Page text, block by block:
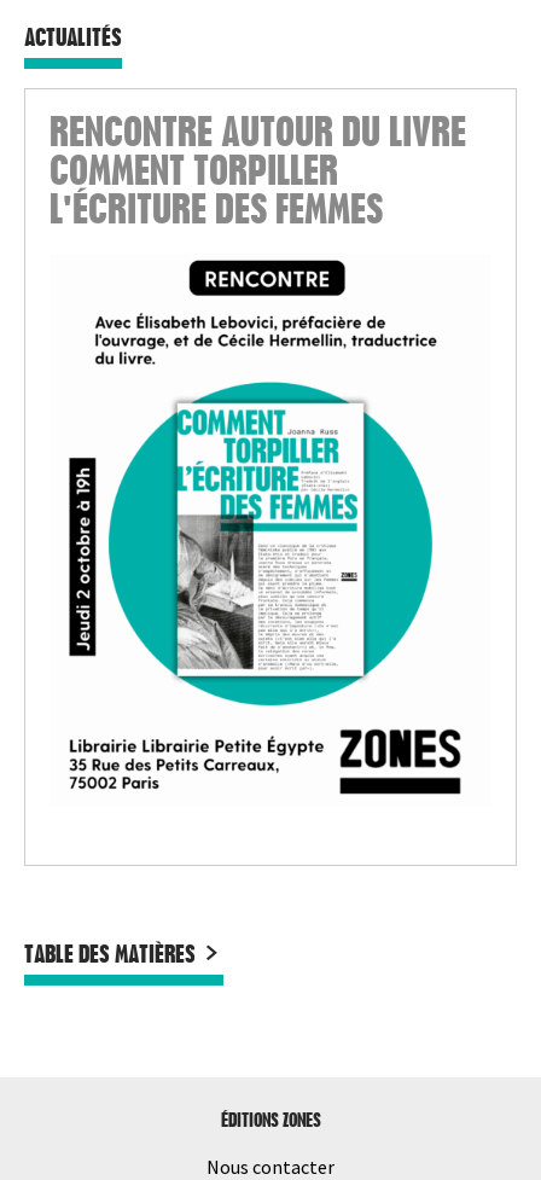
ACTUALITÉS
RENCONTRE AUTOUR DU LIVRE
COMMENT TORPILLER
L'ÉCRITURE DES FEMMES
TABLE DES MATIÈRES
ÉDITIONS ZONES
Nous contacter